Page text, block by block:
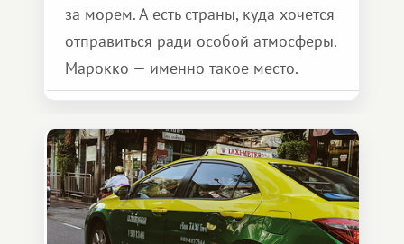
за морем. А есть страны, куда хочется
отправиться ради особой атмосферы.
Марокко — именно такое место.